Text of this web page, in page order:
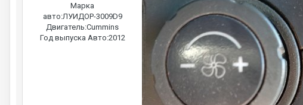
Марка
авто:ЛУИДОР-3009D9
Двигатель:Cummins
Год выпуска Авто:2012